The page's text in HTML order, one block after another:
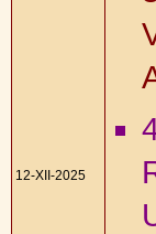
12-XII-2025